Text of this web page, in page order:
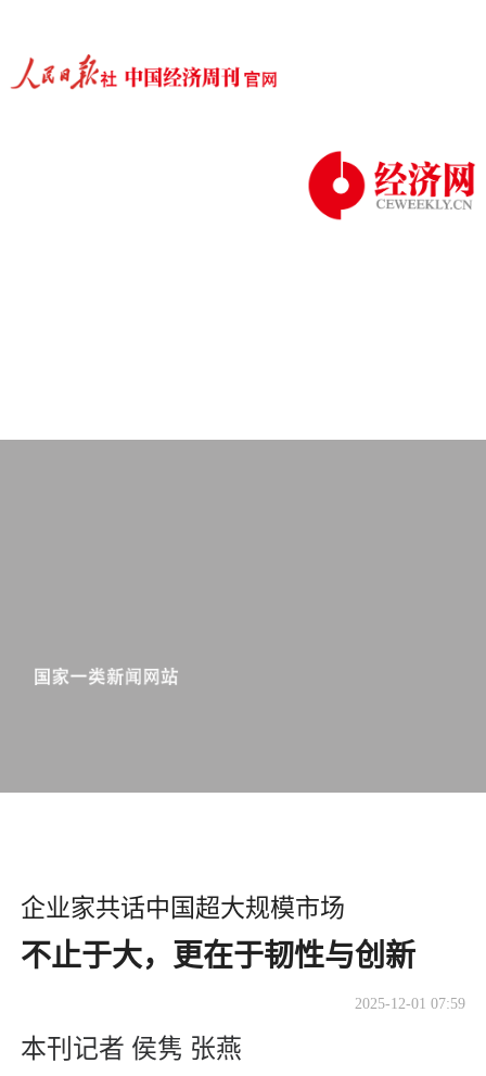
企业家共话中国超大规模市场
不止于大，更在于韧性与创新
2025-12-01 07:59
本刊记者 侯隽 张燕